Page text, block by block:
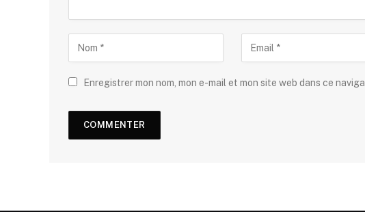
Enregistrer mon nom, mon e-mail et mon site web dans ce